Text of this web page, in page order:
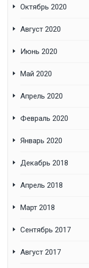
Октябрь 2020
Август 2020
Июнь 2020
Май 2020
Апрель 2020
Февраль 2020
Январь 2020
Декабрь 2018
Апрель 2018
Март 2018
Сентябрь 2017
Август 2017